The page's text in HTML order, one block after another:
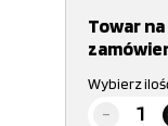
Towar na
Wybierz